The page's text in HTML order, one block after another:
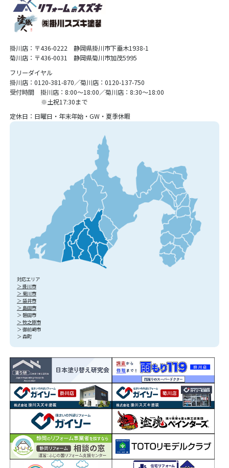
掛川店：〒436-0222 静岡県掛川市下垂木1938-1
菊川店：〒436-0031 静岡県菊川市加茂5995
フリーダイヤル
掛川店：0120-381-870／菊川店：0120-137-750
受付時間 掛川店：8:00〜18:00／菊川店：8:30〜18:00
※土祝17:30まで
定休日：日曜日・年末年始・GW・夏季休暇
対応エリア
＞ 掛川市
＞ 菊川市
＞ 袋井市
＞ 島田市
＞ 磐田市
＞ 牧之原市
＞ 御前崎市
＞ 森町